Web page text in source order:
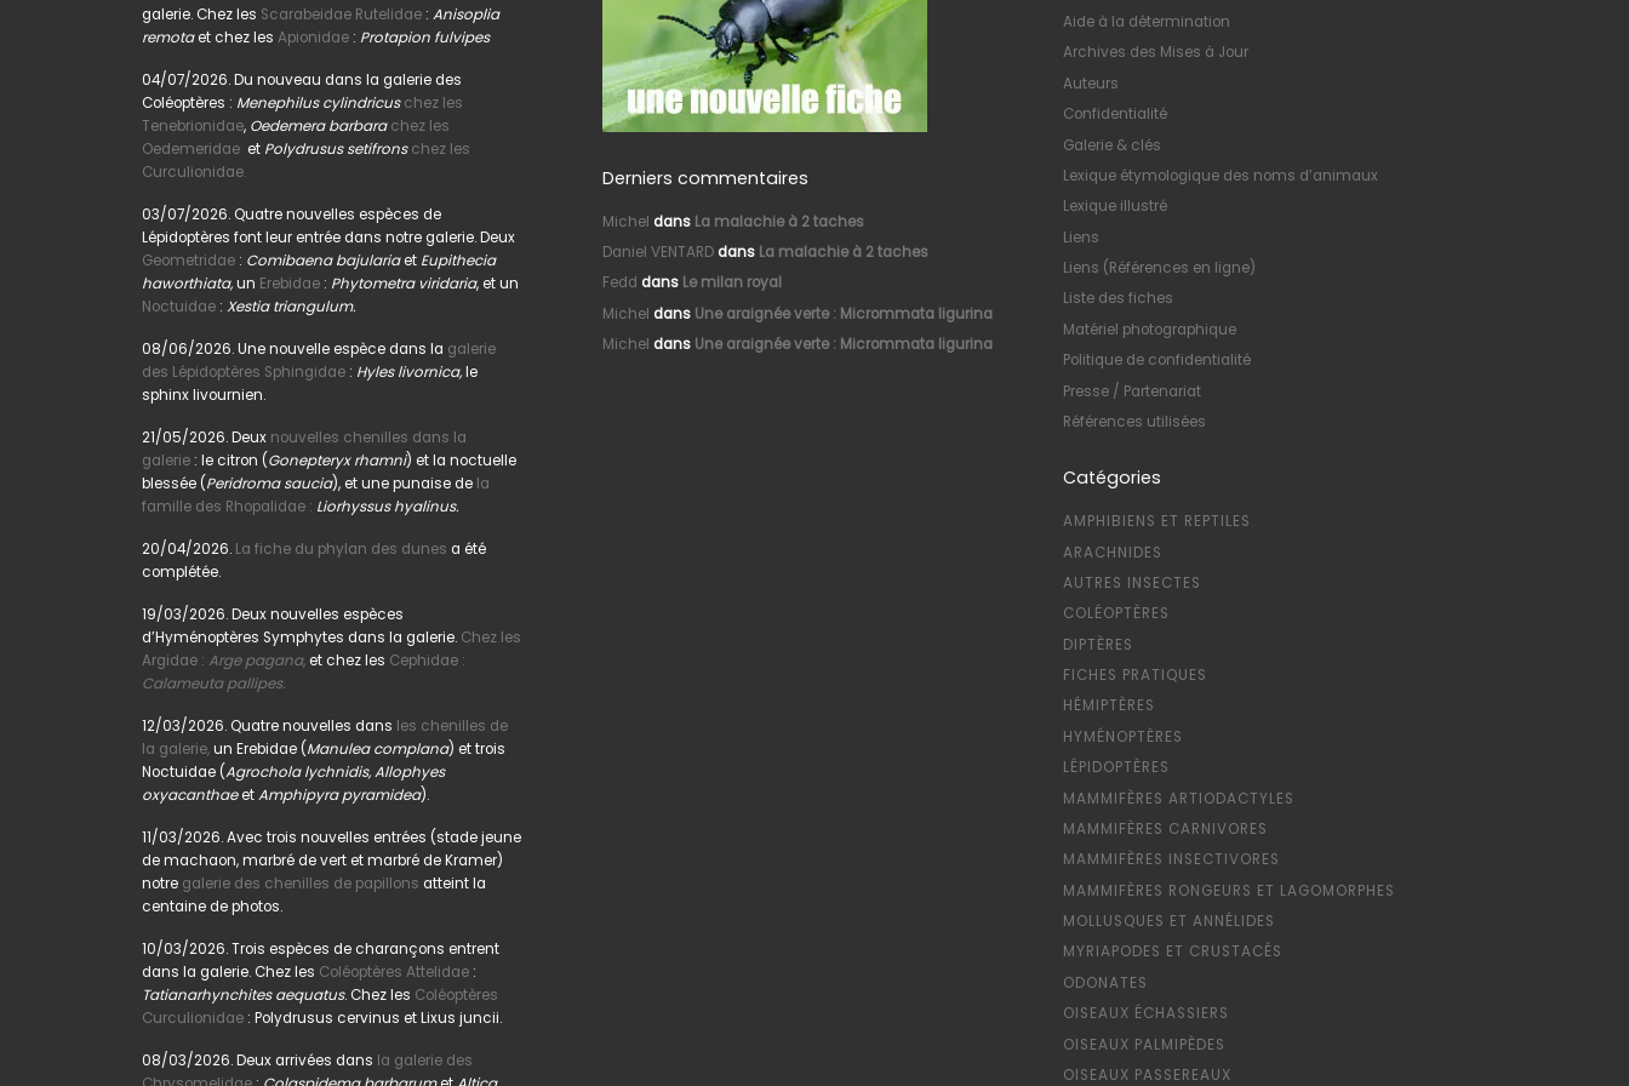
galerie. Chez les Scarabeidae Rutelidae : Anisoplia
remotaet chez les Apionidae : Protapion fulvipes
04/07/2026. Du nouveau dans la galerie des
Coléoptères : Menephilus cylindricus chez les
Tenebrionidae, Oedemera barbara chez les
Oedemeridae et Polydrusus setifrons chez les
Curculionidae.
03/07/2026. Quatre nouvelles espèces de
Lépidoptères font leur entrée dans notre galerie. Deux
Geometridae : Comibaena bajulariaet Eupithecia
haworthiata,un Erebidae : Phytometra viridaria, et un
Noctuidae : Xestia triangulum.
08/06/2026. Une nouvelle espèce dans la galerie
des Lépidoptères Sphingidae : Hyles livornica,le
sphinx livournien.
21/05/2026. Deux nouvelles chenilles dans la
galerie : le citron (Gonepteryx rhamni) et la noctuelle
blessée (Peridroma saucia), et une punaise de la
famille des Rhopalidae : Liorhyssus hyalinus.
20/04/2026. La fiche du phylan des dunes a été
complétée.
19/03/2026. Deux nouvelles espèces
d’Hyménoptères Symphytes dans la galerie. Chez les
Argidae : Arge pagana,et chez les Cephidae :
Calameuta pallipes.
12/03/2026. Quatre nouvelles dans les chenilles de
la galerie,un Erebidae (Manulea complana) et trois
Noctuidae (Agrochola lychnidis, Allophyes
oxyacanthaeetAmphipyra pyramidea).
11/03/2026. Avec trois nouvelles entrées (stade jeune
de machaon, marbré de vert et marbré de Kramer)
notre galerie des chenilles de papillons atteint la
centaine de photos.
10/03/2026. Trois espèces de charançons entrent
dans la galerie. Chez les Coléoptères Attelidae :
Tatianarhynchites aequatus. Chez les Coléoptères
Curculionidae : Polydrusus cervinus et Lixus juncii.
08/03/2026. Deux arrivées dans la galerie des
Derniers commentaires
Michel dans La malachie à 2 taches
Daniel VENTARD dans La malachie à 2 taches
Fedd dans Le milan royal
Michel dans Une araignée verte : Micrommata ligurina
Michel dans Une araignée verte : Micrommata ligurina
Aide à la détermination
Archives des Mises à Jour
Auteurs
Confidentialité
Galerie & clés
Lexique étymologique des noms d’animaux
Lexique illustré
Liens
Liens (Références en ligne)
Liste des fiches
Matériel photographique
Politique de confidentialité
Presse / Partenariat
Références utilisées
Catégories
AMPHIBIENS ET REPTILES
ARACHNIDES
AUTRES INSECTES
COLÉOPTÈRES
DIPTÈRES
FICHES PRATIQUES
HÉMIPTÈRES
HYMÉNOPTÈRES
LÉPIDOPTÈRES
MAMMIFÈRES ARTIODACTYLES
MAMMIFÈRES CARNIVORES
MAMMIFÈRES INSECTIVORES
MAMMIFÈRES RONGEURS ET LAGOMORPHES
MOLLUSQUES ET ANNÉLIDES
MYRIAPODES ET CRUSTACÉS
ODONATES
OISEAUX ÉCHASSIERS
OISEAUX PALMIPÈDES
OISEAUX PASSEREAUX